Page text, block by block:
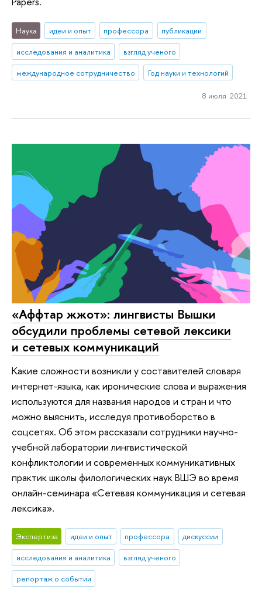
Наука идеи и опыт профессора
публикации
исследования и аналитика
взгляд ученого
международное сотрудничество
Год науки и технологий
8 июля 2021
«Аффтар жжот»: лингвисты Вышки
обсудили проблемы сетевой лексики
и сетевых коммуникаций
Какие сложности возникли у составителей словаря
интернет-языка, как иронические слова и выражения
используются для названия народов и стран и что
можно выяснить, исследуя противоборство в
соцсетях. Об этом рассказали сотрудники научно-
учебной лаборатории лингвистической
конфликтологии и современных коммуникативных
практик школы филологических наук ВШЭ во время
онлайн-семинара «Сетевая коммуникация и сетевая
лексика».
Экспертиза идеи и опыт профессора
дискуссии
исследования и аналитика
взгляд ученого
репортаж о событии